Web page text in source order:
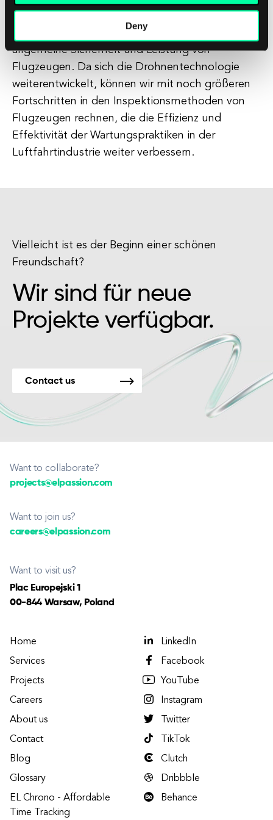
Deny
umfassendere Inspektionen, reduziert das Risiko
für menschliche Inspektoren und verbessert die
allgemeine Sicherheit und Leistung von
Flugzeugen. Da sich die Drohnentechnologie
weiterentwickelt, können wir mit noch größeren
Fortschritten in den Inspektionsmethoden von
Flugzeugen rechnen, die die Effizienz und
Effektivität der Wartungspraktiken in der
Luftfahrtindustrie weiter verbessern.
Vielleicht ist es der Beginn einer schönen
Freundschaft?
Wir sind für neue
Projekte verfügbar.
Contact us
Want to collaborate?
projects@elpassion.com
Want to join us?
careers@elpassion.com
Want to visit us?
Plac Europejski 1
00-844 Warsaw, Poland
Home
Services
Projects
Careers
About us
Contact
Blog
Glossary
EL Chrono - Affordable
Time Tracking
LinkedIn
Facebook
YouTube
Instagram
Twitter
TikTok
Clutch
Dribbble
Behance